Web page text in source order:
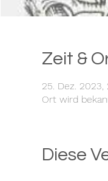
Zeit &
25. Dez.
Ort wird
Diese